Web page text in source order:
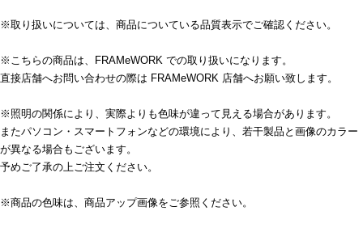
※取り扱いについては、商品についている品質表示でご確認ください。
※こちらの商品は、FRAMeWORK での取り扱いになります。
直接店舗へお問い合わせの際は FRAMeWORK 店舗へお願い致します。
※照明の関係により、実際よりも色味が違って見える場合があります。
またパソコン・スマートフォンなどの環境により、若干製品と画像のカラー
が異なる場合もございます。
予めご了承の上ご注文ください。
※商品の色味は、商品アップ画像をご参照ください。